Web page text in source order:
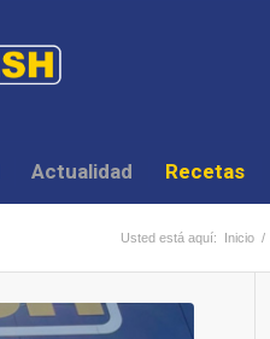
Actualidad Recetas
Usted está aquí: Inicio /